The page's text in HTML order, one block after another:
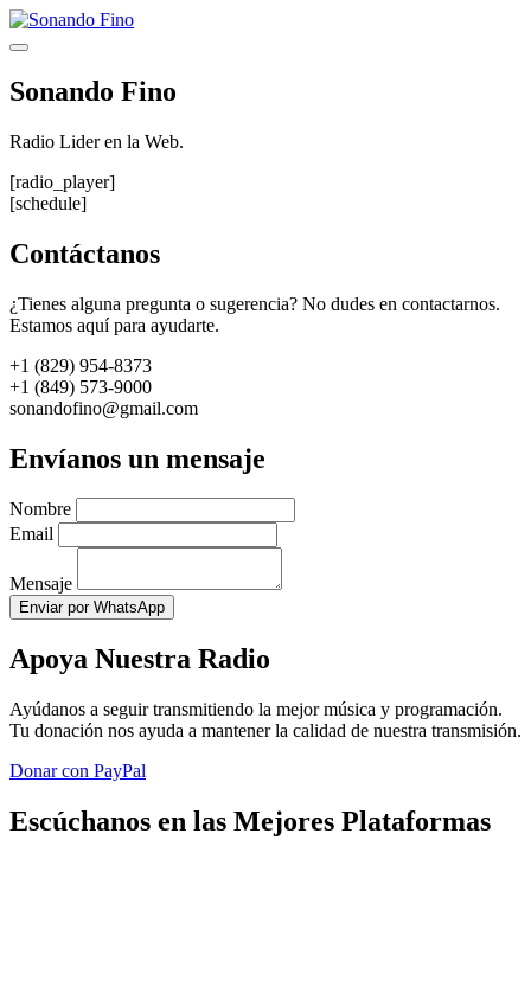
Saltar
al
Menú
Sonando Fino
Radio Lider en la Web.
[radio_player]
[schedule]
Contáctanos
¿Tienes alguna pregunta o sugerencia? No dudes en contactarnos.
Estamos aquí para ayudarte.
+1 (829) 954-8373
+1 (849) 573-9000
sonandofino@gmail.com
Envíanos un mensaje
Nombre
Email
Mensaje
Enviar por WhatsApp
Apoya Nuestra Radio
Ayúdanos a seguir transmitiendo la mejor música y programación.
Tu donación nos ayuda a mantener la calidad de nuestra transmisión.
Donar con PayPal
Escúchanos en las Mejores Plataformas